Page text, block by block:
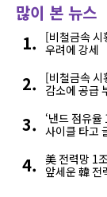
많이 본 뉴스
[비철금속
우려에 강세
[비철금속
감소에 공급
‘낸드 점유
사이클 타고
美 전력망 1
앞세운 韓 전